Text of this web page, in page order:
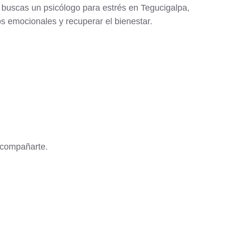
un psicólogo para estrés en Tegucigalpa,
emocionales y recuperar el bienestar.